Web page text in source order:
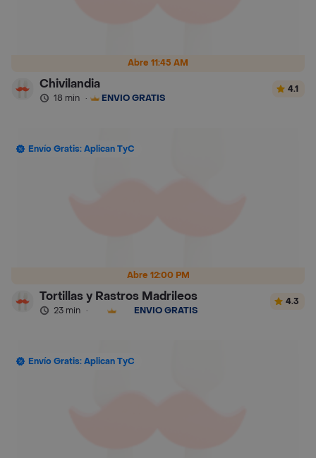
Abre 11:45 AM
Chivilandia
18 min · ENVÍO GRATIS
4.1
Abre 12:00 PM
Envío Gratis: Aplican TyC
Tortillas y Rastros Madrileos
23 min · ENVÍO GRATIS
4.3
Envío Gratis: Aplican TyC